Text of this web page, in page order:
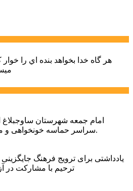
هر گاه خدا بخواهد بنده اي را خوار
امام جمعه شهرستان
سراسر حماسه خونخواهی و مرگ بر آمریکا و اسرائیل بود.
یادداشتی برای ترویج فرهنگ
ترحیم با مشارکت در